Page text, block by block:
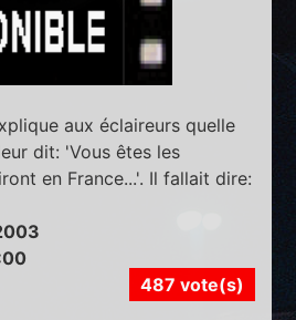
aux éclaireurs quelle
dit: 'Vous êtes les
en France...'. Il fallait dire:
487 vote(s)